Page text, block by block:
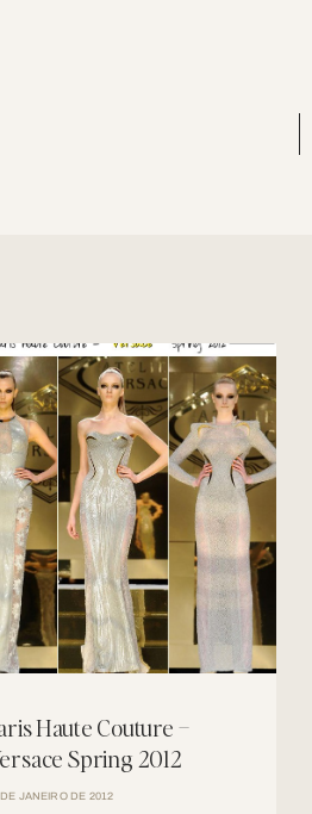
Haute Couture –
Spring 2012
JANEIRO DE 2012